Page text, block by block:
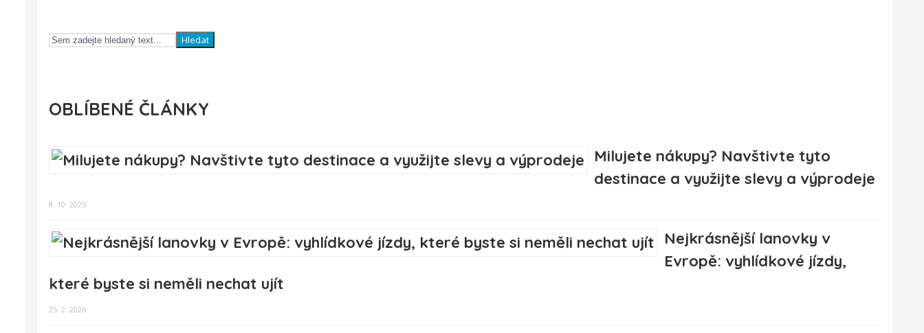
Hledat
OBLÍBENÉ ČLÁNKY
Milujete nákupy? Navštivte tyto
destinace a využijte slevy a výprodeje
8. 10. 2025
Nejkrásnější lanovky v
Evropě: vyhlídkové jízdy,
které byste si neměli nechat ujít
25. 2. 2026